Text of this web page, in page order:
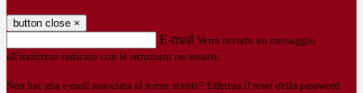
button close ×
E-mail Verrà inviato un messaggio
all'indirizzo indicato con le istruzioni necessarie.
Non hai una e-mail associata al nome utente? Effettua il reset della password